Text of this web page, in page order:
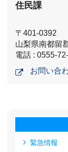
住民課
〒401-0392
山梨県南都留
電話 : 0555-
お問い合
緊急情報